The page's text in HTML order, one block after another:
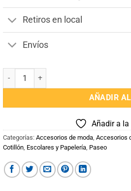
Retiros en local
Envíos
Llaveros Animados cantidad
AÑADIR
Añadir a la
Categorías: Accesorios de moda, Accesorios
Cotillón, Escolares y Papelería, Paseo